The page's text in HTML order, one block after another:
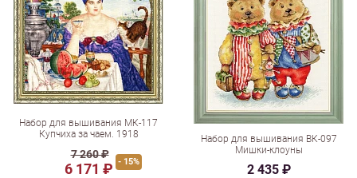
Набор для вышивания МК-117
Купчиха за чаем. 1918
7 260 ₽
6 171 ₽ - 15%
Набор для вышивания ВК-097
Мишки-клоуны
2 435 ₽